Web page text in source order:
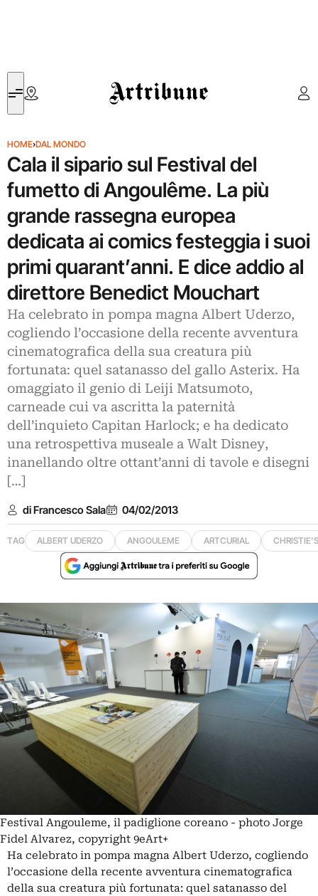
Artribune
HOME›DAL MONDO
Cala il sipario sul Festival del
fumetto di Angoulême. La più
grande rassegna europea
dedicata ai comics festeggia i suoi
primi quarant’anni. E dice addio al
direttore Benedict Mouchart
Ha celebrato in pompa magna Albert Uderzo,
cogliendo l’occasione della recente avventura
cinematografica della sua creatura più
fortunata: quel satanasso del gallo Asterix. Ha
omaggiato il genio di Leiji Matsumoto,
carneade cui va ascritta la paternità
dell’inquieto Capitan Harlock; e ha dedicato
una retrospettiva museale a Walt Disney,
inanellando oltre ottant’anni di tavole e disegni
[…]
di Francesco Sala 04/02/2013
TAG ALBERT UDERZO ANGOULEME ARTCURIAL CHRISTIE'S
Festival Angouleme, il padiglione coreano - photo Jorge
Fidel Alvarez, copyright 9eArt+
Ha celebrato in pompa magna Albert Uderzo, cogliendo
l’occasione della recente avventura cinematografica
della sua creatura più fortunata: quel satanasso del